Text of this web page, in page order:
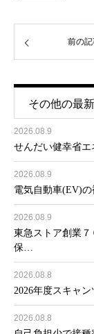
前の
その他の最
2026.08.9
せんだい健幸省
2026.08.9
電気自動車(EV)
2026.08.9
東急ストア創業７
保…
2026.08.8
2026年度スキャ
2026.08.8